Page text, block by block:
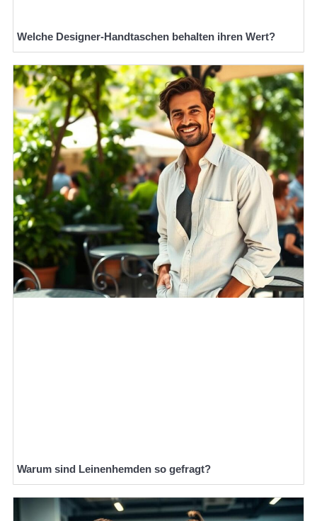
Welche Designer-Handtaschen behalten ihren Wert?
Warum sind Leinenhemden so gefragt?